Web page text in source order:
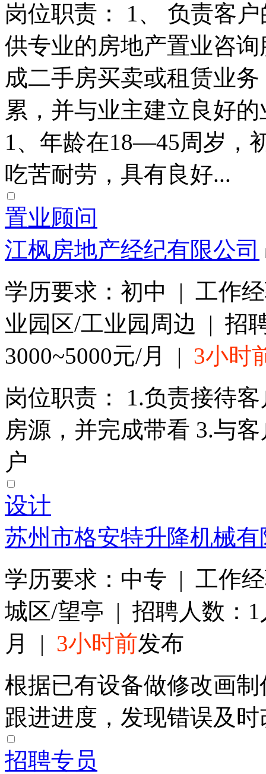
岗位职责： 1、 负责客
供专业的房地产置业咨
成二手房买卖或租赁业
累，并与业主建立良好
1、年龄在18—45周岁，
吃苦耐劳，具有良好...
置业顾问
江枫房地产经纪有限公司
学历要求：初中 | 工作
业园区/工业园周边 | 招
3000~5000元/月 | 3小时
岗位职责： 1.负责接待
房源，并完成带看 3.与
户
设计
苏州市格安特升降机械有
学历要求：中专 | 工作
城区/望亭 | 招聘人数：1
月 | 3小时前发布
根据已有设备做修改画
跟进进度，发现错误及时
招聘专员